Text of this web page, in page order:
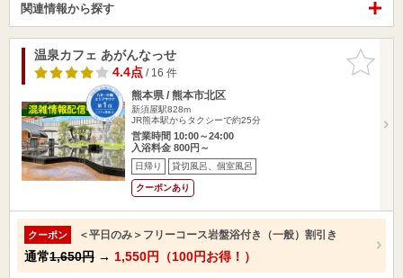
関連情報から探す
お気に入
りに追加
温泉カフェ あがんなっせ
4.4点/ 16 件
熊本県 / 熊本市北区
新須屋駅828m
JR熊本駅からタクシーで約25分
営業時間 10:00～24:00
入浴料金 800円～
日帰り 貸切風呂、個室風呂
クーポンあり
クーポン ＜平日のみ＞フリーコース岩盤浴付き（一般）割引き
通常1,650円 → 1,550円（100円お得！）